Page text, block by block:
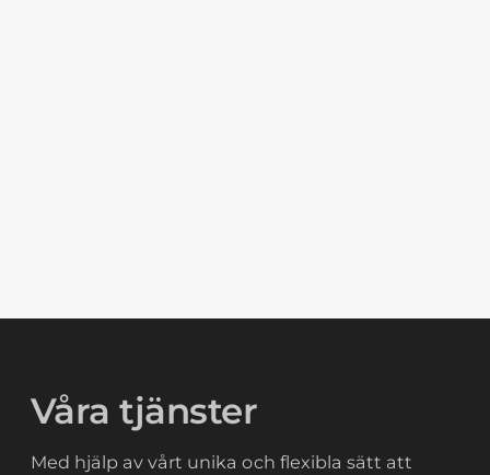
Våra tjänster
Med hjälp av vårt unika och flexibla sätt att